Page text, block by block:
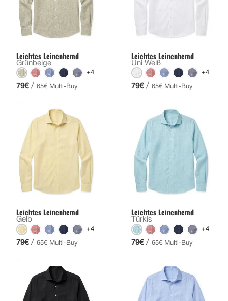
Leichtes Leinenhemd
Grünbeige
+4
79€ / 65€ Multi-Buy
Leichtes Leinenhemd
Uni Weiß
+4
79€ / 65€ Multi-Buy
Leichtes Leinenhemd
Gelb
+4
79€ / 65€ Multi-Buy
Leichtes Leinenhemd
Türkis
+4
79€ / 65€ Multi-Buy